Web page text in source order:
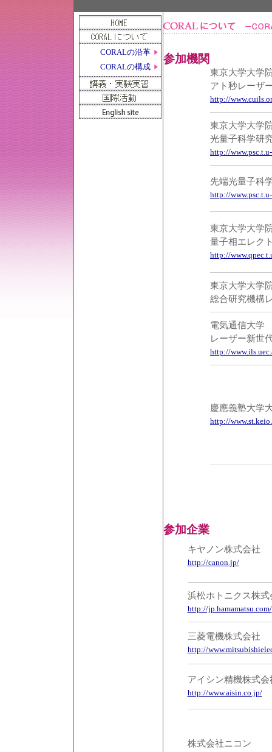
CORALの沿革
CORALの構成
参加機関
東京大学大学
アト秒レーザ
http://
東京大学大学
光量子科学研
http://
先端光量子科
http://
東京大学大学
量子相エレク
http://
東京大学大学
総合研究機構
電気通信大学
レーザー新世
http://
慶應義塾大学
http://
参加企業
キヤノン株式会社
http://canon.jp/
浜松ホトニクス株式
http://jp.hamamatsu.com/
三菱電機株式会社
http://
アイシン精機株式会
http://www.aisin.co.jp/
株式会社ニコン